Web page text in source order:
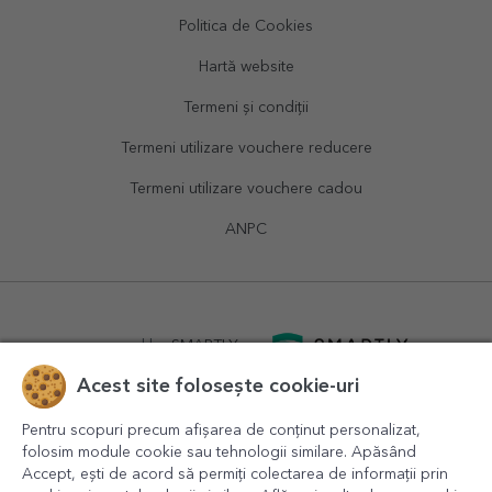
Politica de Cookies
Hartă website
Termeni și condiții
Termeni utilizare vouchere reducere
Termeni utilizare vouchere cadou
ANPC
powered bySMARTLY.ro
Acest site folosește cookie-uri
Pentru scopuri precum afișarea de conținut personalizat,
folosim module cookie sau tehnologii similare. Apăsând
Accept, ești de acord să permiți colectarea de informații prin